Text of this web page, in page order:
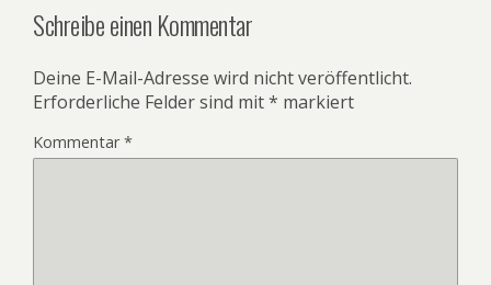
Schreibe einen Kommentar
Deine E-Mail-Adresse wird nicht veröffentlicht.
Erforderliche Felder sind mit* markiert
Kommentar*